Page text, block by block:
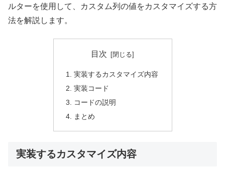
ルターを使用して、カスタム列の値をカスタマイズする方
法を解説します。
目次
実装するカスタマイズ内容
実装コード
コードの説明
まとめ
実装するカスタマイズ内容